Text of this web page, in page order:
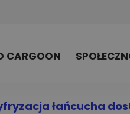
CARGOON
łańcucha